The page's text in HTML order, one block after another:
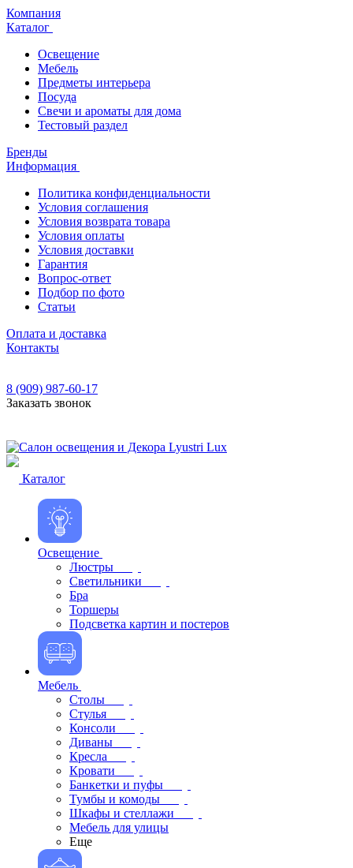
Компания
Каталог
Освещение
Мебель
Предметы интерьера
Посуда
Свечи и ароматы для дома
Тестовый раздел
Бренды
Информация
Политика конфиденциальности
Условия соглашения
Условия возврата товара
Условия оплаты
Условия доставки
Гарантия
Вопрос-ответ
Подбор по фото
Статьи
Оплата и доставка
Контакты
8 (909) 987-60-17
Заказать звонок
Каталог
Освещение
Люстры
Светильники
Бра
Торшеры
Подсветка картин и постеров
Мебель
Столы
Стулья
Консоли
Диваны
Кресла
Кровати
Банкетки и пуфы
Тумбы и комоды
Шкафы и стеллажи
Мебель для улицы
Еще